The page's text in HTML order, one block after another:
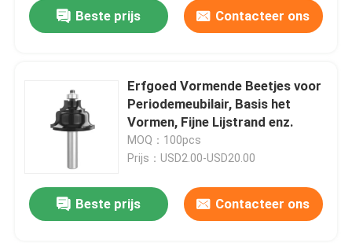
Beste prijs Contacteer ons
Erfgoed Vormende Beetjes voor
Periodemeubilair, Basis het
Vormen, Fijne Lijstrand enz.
MOQ：100pcs
Prijs：USD2.00-USD20.00
Beste prijs Contacteer ons